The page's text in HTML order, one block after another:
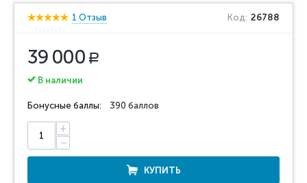
1 Отзыв Код: 26788
39 000 Р
В наличии
Бонусные баллы: 390 баллов
+
−
КУПИТЬ